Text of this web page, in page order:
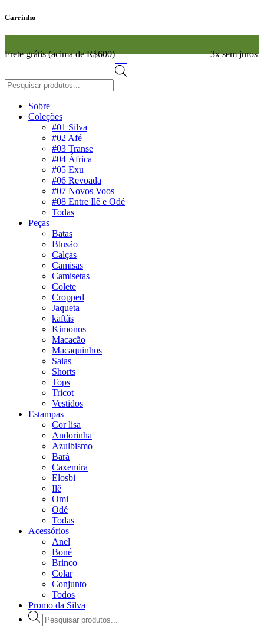
Carrinho
Frete grátis (acima de R$600)
3x sem juros
produtos
Sobre
Coleções
#01 Silva
#02 Afé
#03 Transe
#04 África
#05 Exu
#06 Revoada
#07 Novos Voos
#08 Entre Ilê e Odé
Todas
Peças
Batas
Blusão
Calças
Camisas
Camisetas
Colete
Cropped
Jaqueta
kaftãs
Kimonos
Macacão
Macaquinhos
Saias
Shorts
Tops
Tricot
Vestidos
Estampas
Cor lisa
Andorinha
Azulbismo
Bará
Caxemira
Elosbi
Ilê
Omi
Odé
Todas
Acessórios
Anel
Boné
Brinco
Colar
Conjunto
Todos
Promo da Silva
Pesquisar
produtos